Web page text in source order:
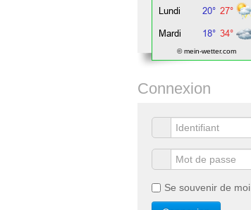
© mein-wetter.com
Connexion
Se souvenir de moi